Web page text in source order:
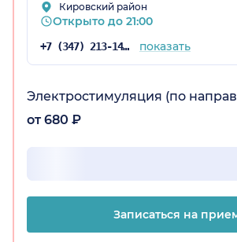
Кировский район
Открыто до 21:00
+7 (347) 213-14-72 показать
Электростимуляция (по
от 680 ₽
Записаться на